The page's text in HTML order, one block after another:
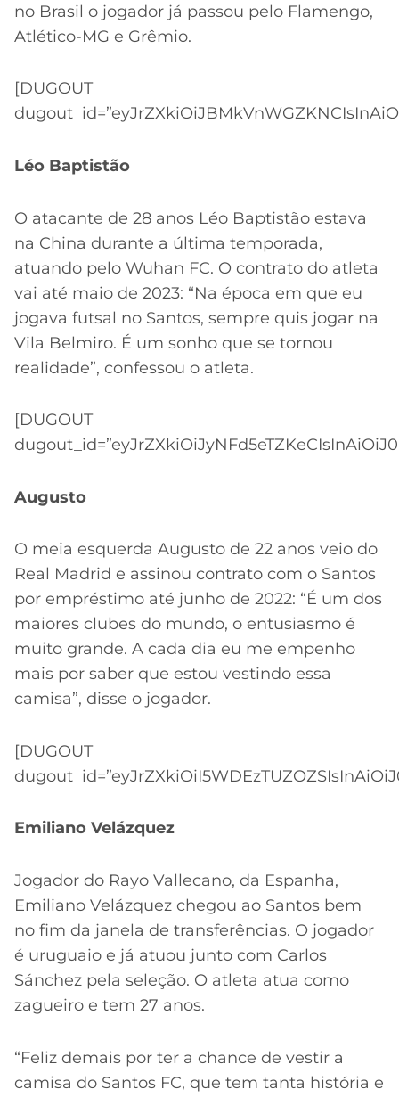
no Brasil o jogador já passou pelo Flamengo,
Atlético-MG e Grêmio.
[DUGOUT
Léo Baptistão
O atacante de 28 anos Léo Baptistão estava
na China durante a última temporada,
atuando pelo Wuhan FC. O contrato do atleta
vai até maio de 2023: “Na época em que eu
jogava futsal no Santos, sempre quis jogar na
Vila Belmiro. É um sonho que se tornou
realidade”, confessou o atleta.
[DUGOUT
Augusto
O meia esquerda Augusto de 22 anos veio do
Real Madrid e assinou contrato com o Santos
por empréstimo até junho de 2022: “É um dos
maiores clubes do mundo, o entusiasmo é
muito grande. A cada dia eu me empenho
mais por saber que estou vestindo essa
camisa”, disse o jogador.
[DUGOUT
Emiliano Velázquez
Jogador do Rayo Vallecano, da Espanha,
Emiliano Velázquez chegou ao Santos bem
no fim da janela de transferências. O jogador
é uruguaio e já atuou junto com Carlos
Sánchez pela seleção. O atleta atua como
zagueiro e tem 27 anos.
“Feliz demais por ter a chance de vestir a
camisa do Santos FC, que tem tanta história e